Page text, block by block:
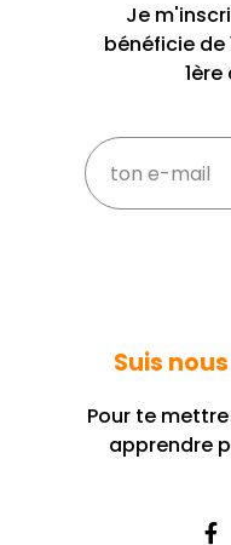
Je
bénéficie de
Suis
Pour te
apprendre